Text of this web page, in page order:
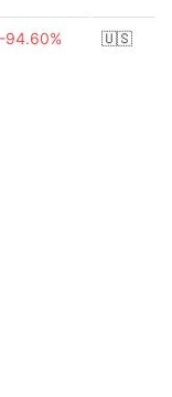
-94.60% 🇺🇸